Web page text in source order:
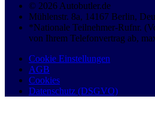
© 2026 Autobutler.de
Mühlenstr. 8a, 14167 Berlin,
*Nationale Teilnehmer-Rufnr.
von Ihrem Telefonvertrag ab,
Cookie Einstellungen
AGB
Cookies
Datenschutz (DSGVO)